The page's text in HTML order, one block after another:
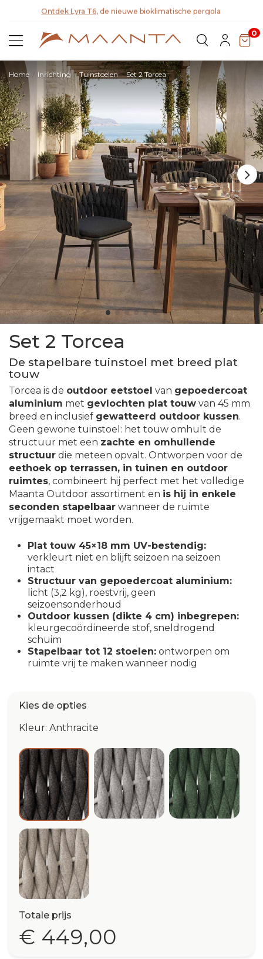
Ontdek Lyra T6, de nieuwe bioklimatische pergola
0
Home Inrichting Tuinstoelen Set 2 Torcea
Set 2 Torcea
De stapelbare tuinstoel met breed plat
touw
Torcea is de outdoor eetstoel van gepoedercoat
aluminium met gevlochten plat touw van 45 mm
breed en inclusief gewatteerd outdoor kussen.
Geen gewone tuinstoel: het touw omhult de
structuur met een zachte en omhullende
structuur die meteen opvalt. Ontworpen voor de
eethoek op terrassen, in tuinen en outdoor
ruimtes, combineert hij perfect met het volledige
Maanta Outdoor assortiment en is hij in enkele
seconden stapelbaar wanneer de ruimte
vrijgemaakt moet worden.
Plat touw 45×18 mm UV-bestendig:
verkleurt niet en blijft seizoen na seizoen
intact
Structuur van gepoedercoat aluminium:
licht (3,2 kg), roestvrij, geen
seizoensonderhoud
Outdoor kussen (dikte 4 cm) inbegrepen:
kleurgecoördineerde stof, sneldrogend
schuim
Stapelbaar tot 12 stoelen: ontworpen om
ruimte vrij te maken wanneer nodig
Kies de opties
Kleur: Anthracite
Anthracite Off White Olive
Beige
Totale prijs
€ 449,00